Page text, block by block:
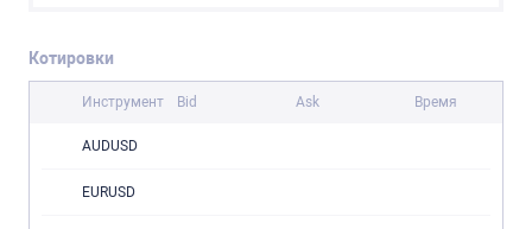
Котировки
Инструмент Bid Ask Время
AUDUSD
EURUSD